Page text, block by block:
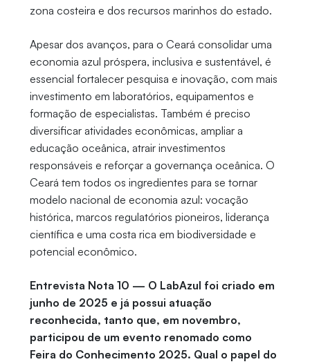
zona costeira e dos recursos marinhos do estado.
Apesar dos avanços, para o Ceará consolidar uma
economia azul próspera, inclusiva e sustentável, é
essencial fortalecer pesquisa e inovação, com mais
investimento em laboratórios, equipamentos e
formação de especialistas. Também é preciso
diversificar atividades econômicas, ampliar a
educação oceânica, atrair investimentos
responsáveis e reforçar a governança oceânica. O
Ceará tem todos os ingredientes para se tornar
modelo nacional de economia azul: vocação
histórica, marcos regulatórios pioneiros, liderança
científica e uma costa rica em biodiversidade e
potencial econômico.
Entrevista Nota 10 — O LabAzul foi criado em
junho de 2025 e já possui atuação
reconhecida, tanto que, em novembro,
participou de um evento renomado como
Feira do Conhecimento 2025. Qual o papel do